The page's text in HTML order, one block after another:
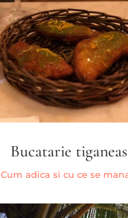
Bucatarie
Cum adica si cu ce se